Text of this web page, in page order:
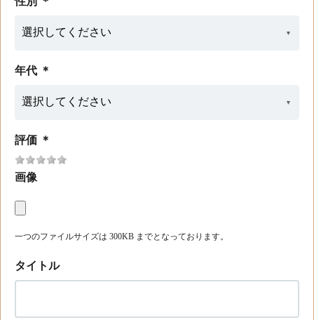
年代 ＊
評価 ＊
画像
一つのファイルサイズは 300KB までとなっております。
タイトル